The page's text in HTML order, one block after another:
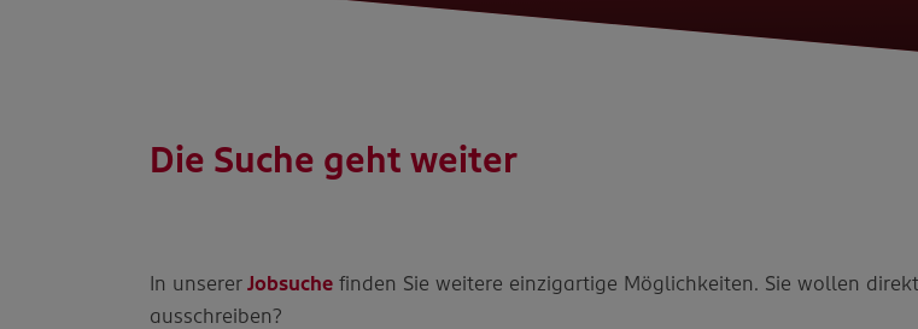
Die Suche geht weiter
In unsererJobsuche finden Sie weitere einzigartige Möglichkeiten. Sie wollen
ausschreiben?